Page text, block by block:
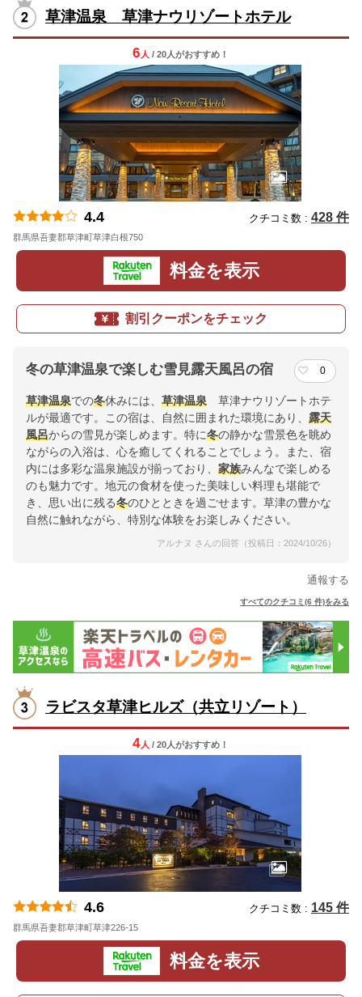
草津温泉 草津ナウリゾートホテル
6 人 / 20人がおすすめ！
4.4 クチコミ数 : 428 件
群馬県吾妻郡草津町草津白根750
料金を表示
割引クーポンをチェック
冬の草津温泉で楽しむ雪見露天風呂の宿 0
草津温泉での冬休みには、 草津温泉 草津ナウリゾートホテ
ルが最適です。この宿は、自然に囲まれた環境にあり、 露天
風呂からの雪見が楽しめます。特に冬の静かな雪景色を眺め
ながらの入浴は、心を癒してくれることでしょう。また、宿
内には多彩な温泉施設が揃っており、 家族みんなで楽しめる
のも魅力です。地元の食材を使った美味しい料理も堪能で
き、思い出に残る冬のひとときを過ごせます。草津の豊かな
自然に触れながら、特別な体験をお楽しみください。
アルナヌ さんの回答（投稿日：2024/10/26）
通報する
すべてのクチコミ(6 件)をみる
ラビスタ草津ヒルズ（共立リゾート）
4人 / 20人がおすすめ！
4.6 クチコミ数 : 145 件
群馬県吾妻郡草津町草津226-15
料金を表示